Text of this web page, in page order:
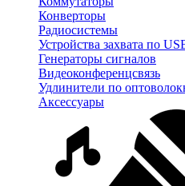
Конверторы
Радиосистемы
Устройства захвата по
Генераторы сигналов
Видеоконференцсвязь
Удлинители по
Аксессуары